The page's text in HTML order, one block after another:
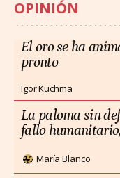
OPINIÓN
El oro se ha
pronto
Igor Kuchma
La paloma sin
fallo
María Blanco